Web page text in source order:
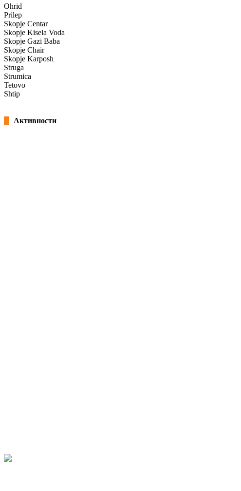
Ohrid
Prilep
Skopje Centar
Skopje Kisela Voda
Skopje Gazi Baba
Skopje Chair
Skopje Karposh
Struga
Strumica
Tetovo
Shtip
Активности